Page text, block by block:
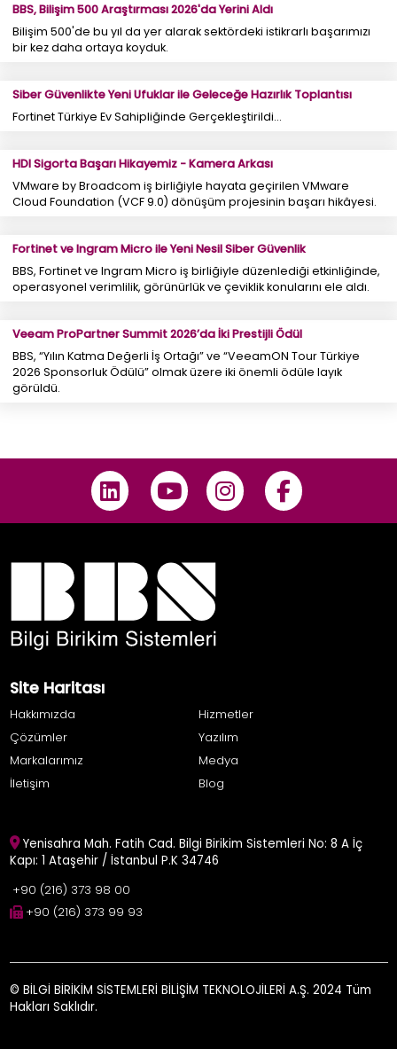
BBS, Bilişim 500 Araştırması 2026'da Yerini Aldı
Bilişim 500'de bu yıl da yer alarak sektördeki istikrarlı başarımızı
bir kez daha ortaya koyduk.
Siber Güvenlikte Yeni Ufuklar ile Geleceğe Hazırlık Toplantısı
Fortinet Türkiye Ev Sahipliğinde Gerçekleştirildi...
HDI Sigorta Başarı Hikayemiz - Kamera Arkası
VMware by Broadcom iş birliğiyle hayata geçirilen VMware
Cloud Foundation (VCF 9.0) dönüşüm projesinin başarı hikâyesi.
Fortinet ve Ingram Micro ile Yeni Nesil Siber Güvenlik
BBS, Fortinet ve Ingram Micro iş birliğiyle düzenlediği etkinliğinde,
operasyonel verimlilik, görünürlük ve çeviklik konularını ele aldı.
Veeam ProPartner Summit 2026’da İki Prestijli Ödül
BBS, “Yılın Katma Değerli İş Ortağı” ve “VeeamON Tour Türkiye
2026 Sponsorluk Ödülü” olmak üzere iki önemli ödüle layık
görüldü.
Site Haritası
Hakkımızda
Hizmetler
Çözümler
Yazılım
Markalarımız
Medya
İletişim
Blog
Yenisahra Mah. Fatih Cad. Bilgi Birikim Sistemleri No: 8 A İç
Kapı: 1 Ataşehir / İstanbul P.K 34746
+90 (216) 373 98 00
+90 (216) 373 99 93
© BİLGİ BİRİKİM SİSTEMLERİ BİLİŞİM TEKNOLOJİLERİ A.Ş. 2024 Tüm
Hakları Saklıdır.